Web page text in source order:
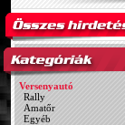
Versenyautó
Rally
Amatőr
Egyéb